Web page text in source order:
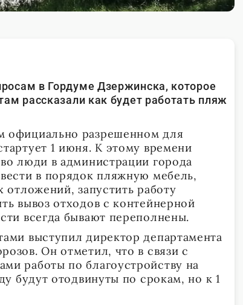
в Гордуме Дзержинска, которое
рассказали как будет работать пляж
официально разрешенном для
1 июня. К этому времени
люди в администрации города
в порядок пляжную мебель,
отложений, запустить работу
вывоз отходов с контейнерной
всегда бывают переполнены.
выступил директор департамента
Он отметил, что в связи с
работы по благоустройству на
будут отодвинуты по срокам, но к 1